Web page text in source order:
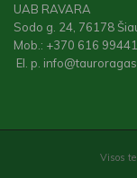
UAB RAVARA
Sodo g. 24, 76178
Mob.: +370 616 99441
El. p.
Visos